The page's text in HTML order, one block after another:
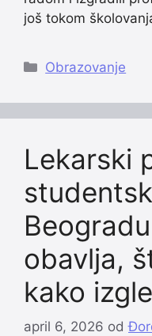
još tokom
Categories
Obrazovanje
Lekarski
obavlja,
kako
april 6, 2026 od